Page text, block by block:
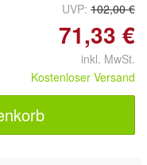
UVP: 102,00 €
71,33 €
inkl. MwSt.
Kostenloser Versand